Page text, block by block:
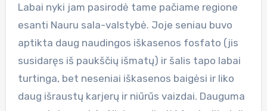
Labai nyki jam pasirodė tame pačiame regione
esanti Nauru sala-valstybė. Joje seniau buvo
aptikta daug naudingos iškasenos fosfato (jis
susidaręs iš paukščių išmatų) ir šalis tapo labai
turtinga, bet neseniai iškasenos baigėsi ir liko
daug išraustų karjerų ir niūrūs vaizdai. Dauguma